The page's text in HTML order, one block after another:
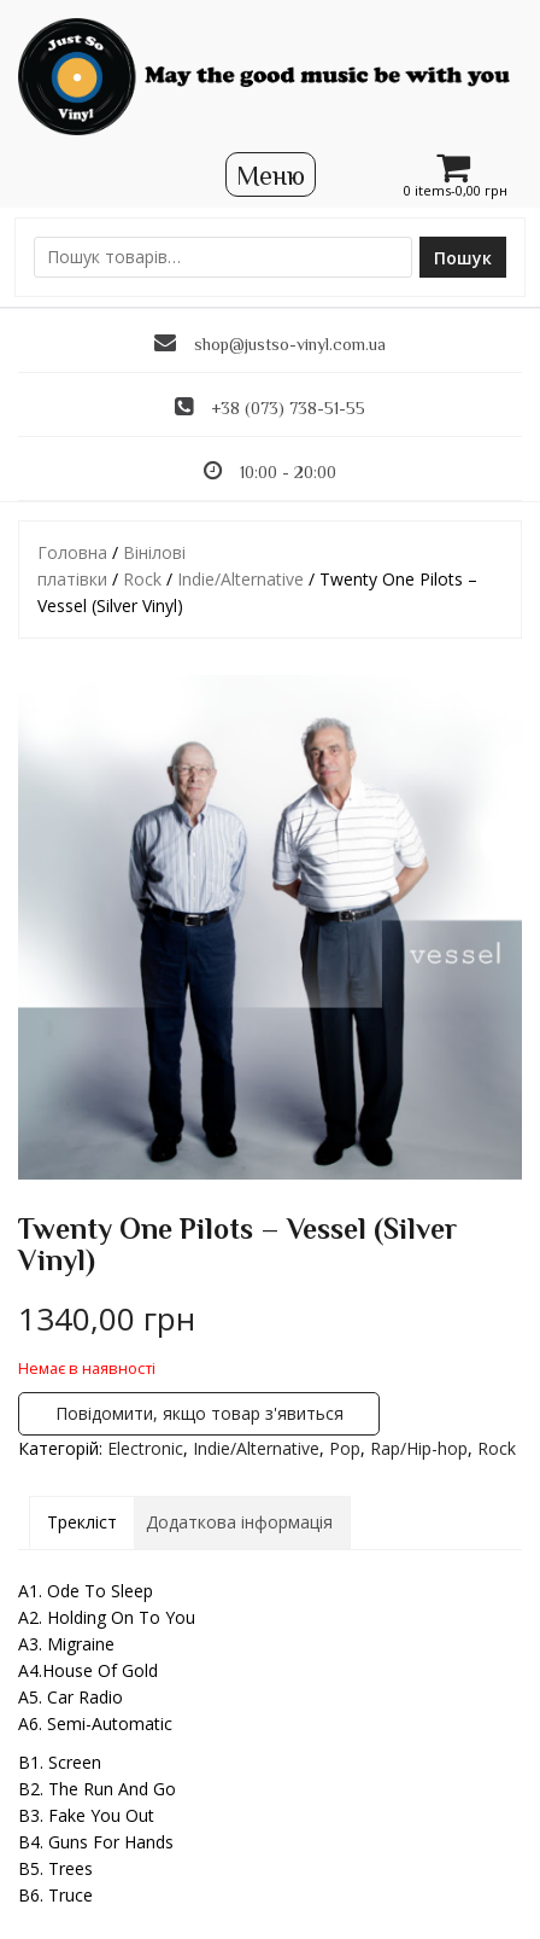
0 items-0,00 грн
Ш
Пошук
shop@justso-vinyl.com.ua
+38 (073) 738-51-55
10:00 - 20:00
Головна / Вінілові
платівки / Rock / Indie/Alternative / Twenty One Pilots –
Vessel (Silver Vinyl)
Twenty One Pilots – Vessel (Silver
Vinyl)
1340,00 грн
Немає в наявності
Повідомити, якщо товар з'явиться
Категорій: Electronic, Indie/Alternative, Pop, Rap/Hip-hop, Rock
Трекліст Додаткова інформація
A1. Ode To Sleep
A2. Holding On To You
A3. Migraine
A4.House Of Gold
A5. Car Radio
A6. Semi-Automatic
B1. Screen
B2. The Run And Go
B3. Fake You Out
B4. Guns For Hands
B5. Trees
B6. Truce